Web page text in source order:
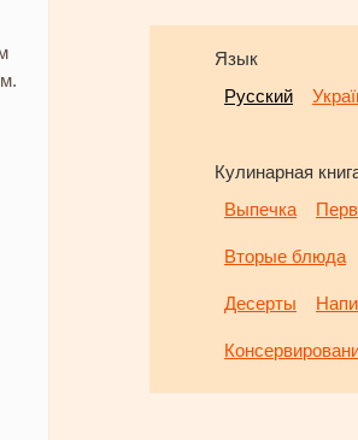
Язык
Русский
Кулинарная
Выпечка
Вторые блюда
Десерты